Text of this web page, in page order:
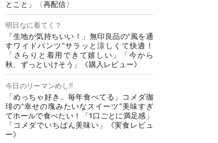
とこと」〈再配信〉
明日なに着てく？
「生地が気持ちいい！」無印良品の“風を通
すワイドパンツ”サラッと涼しくて快適！
「さらりと着用できて嬉しい」「今から
秋、ずっといけそう」《購入レビュー》
今日のリーマンめし!!
「めっちゃ好き。毎年食べてる」コメダ珈
琲の“幸せの塊みたいなスイーツ”美味すぎ
てホールで食べたい！「1口ごとに満足感」
「コメダでいちばん美味い」《実食レビュ
ー》